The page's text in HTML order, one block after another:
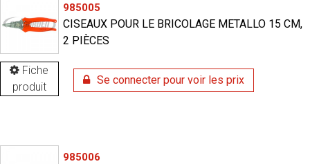
Fiche
produit
985005
CISEAUX POUR LE BRICOLAGE METALLO 15 CM,
2 PIÈCES
Se connecter pour voir les prix
985006